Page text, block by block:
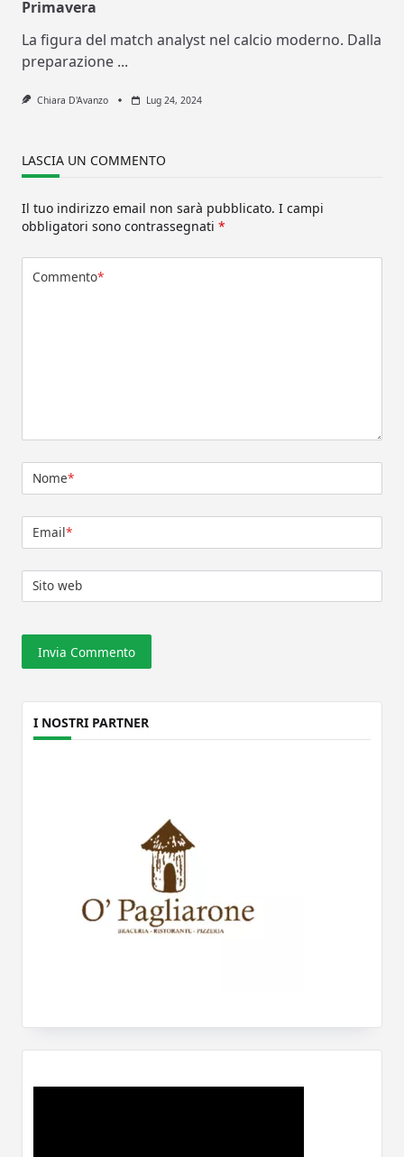
Primavera
La figura del match analyst nel calcio moderno. Dalla
preparazione ...
Chiara D'Avanzo Lug 24, 2024
LASCIA UN COMMENTO
Il tuo indirizzo email non sarà pubblicato. I campi
obbligatori sono contrassegnati *
Commento*
Nome*
Email*
Sito web
I NOSTRI PARTNER